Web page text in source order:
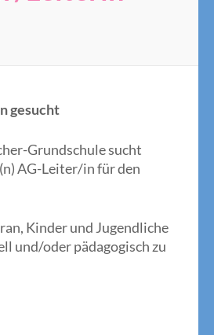
gesucht
Grundschule sucht
AG-Leiter/in für den
Kinder und Jugendliche
und/oder pädagogisch zu